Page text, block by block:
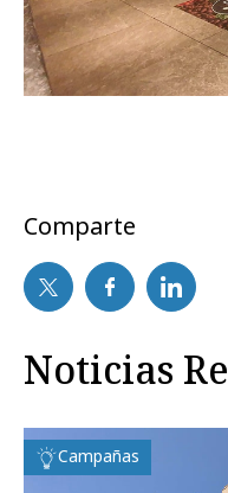
Comparte
Noticias
Campañas